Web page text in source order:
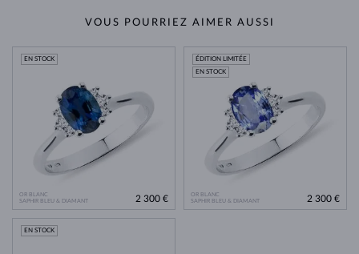
VOUS POURRIEZ AIMER AUSSI
OR BLANC
SAPHIR BLEU & DIAMANT
EN STOCK
2 300 €
OR BLANC
SAPHIR BLEU & DIAMANT
ÉDITION LIMITÉE
EN STOCK
2 300 €
EN STOCK